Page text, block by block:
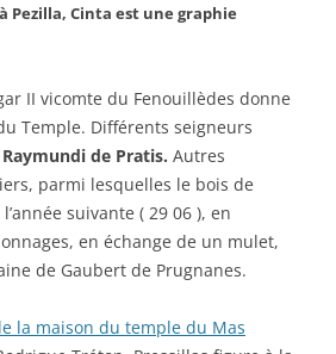
Pezilla, Cinta est une graphie
II vicomte du Fenouillèdes donne
Temple. Différents seigneurs
Raymundi de Pratis. Autres
parmi lesquelles le bois de
suivante ( 29 06 ), en
en échange de un mulet,
de Gaubert de Prugnanes.
la maison du temple du Mas